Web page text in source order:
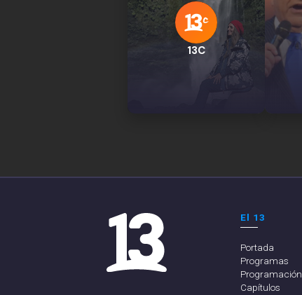
13C
El 13
Portada
Programas
Programación
Capítulos